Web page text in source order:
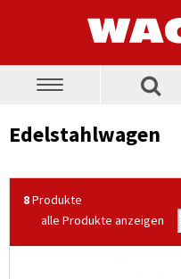
Toggle
Edelstahlwagen
8Produkte
alle Produkte anzeigen